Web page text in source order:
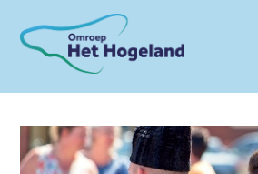
content